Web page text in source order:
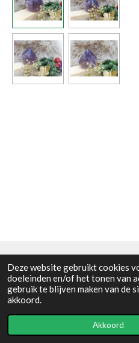
Deze website gebruikt cookies
doeleinden en/of het tonen van
gebruik te blijven maken van de
akkoord.
Akkoord
Algemene voorwaarden
© 2021 - RC en mineralenshop